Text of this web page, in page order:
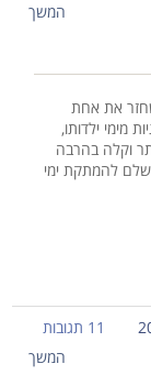
המשך
את אחת
מימי ילדותו,
וקלה בהרבה
להמתקת ימי
11 תגובות
המשך